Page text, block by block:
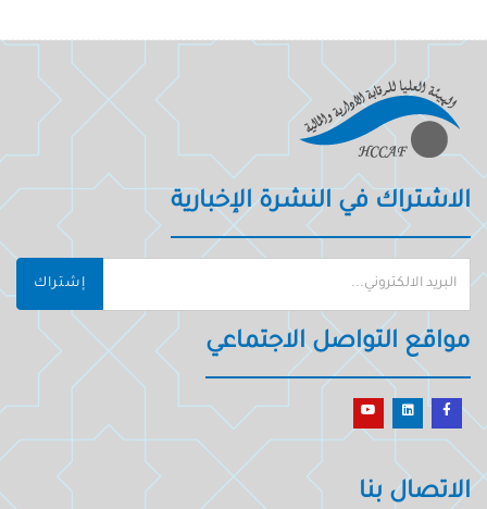
الاشتراك في النشرة الإخبارية
إشتراك
مواقع التواصل الاجتماعي
الاتصال بنا